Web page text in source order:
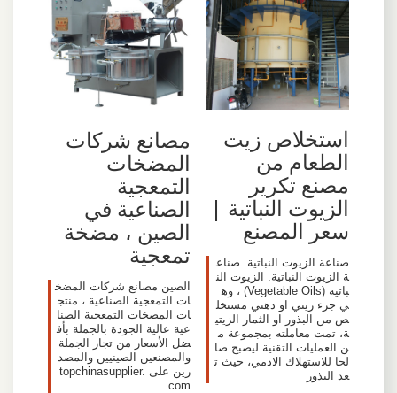
استخلاص زيت
الطعام من
مصنع تكرير
الزيوت النباتية |
سعر المصنع
صناعة الزيوت النباتية. صناع
ة الزيوت النباتية. الزيوت الن
باتية (Vegetable Oils) ، وه
ي جزء زيتي او دهني مستخل
ص من البذور او الثمار الزيتي
ة، تمت معاملته بمجموعة م
ن العمليات التقنية ليصبح صا
لحا للاستهلاك الادمي، حيث ت
عد البذور
مصانع شركات
المضخات
التمعجية
الصناعية في
الصين ، مضخة
تمعجية
الصين مصانع شركات المضخ
ات التمعجية الصناعية ، منتج
ات المضخات التمعجية الصنا
عية عالية الجودة بالجملة بأف
ضل الأسعار من تجار الجملة
والمصنعين الصينيين والمصد
رين على topchinasupplier.
com